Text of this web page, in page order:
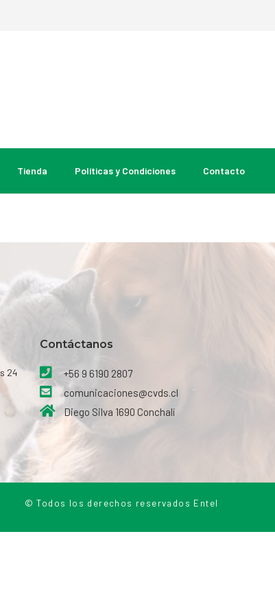
Tienda Políticas y Condiciones Contacto
24
Contáctanos​
+56 9 6190 2807
comunicaciones@cvds.cl
Diego Silva 1690 Conchalí
© Todos los derechos reservados Entel